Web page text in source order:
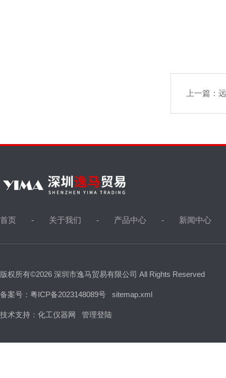
上一篇：
首页 关于我们 产品中心 新闻中心
版权所有©2026 深圳市逸马贸易有限公司 All Rights Reserved
备案号：粤ICP备2023148089号 sitemap.xml
技术支持： 化工仪器网 管理登陆